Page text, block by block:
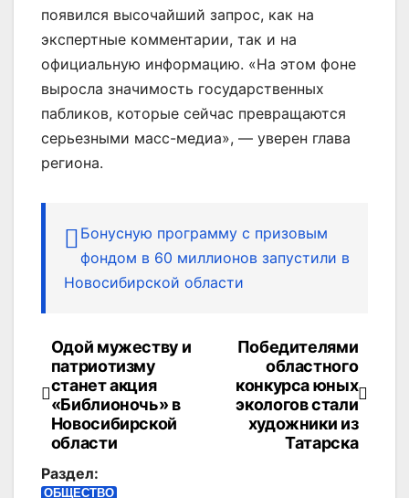
появился высочайший запрос, как на
экспертные комментарии, так и на
официальную информацию. «На этом фоне
выросла значимость государственных
пабликов, которые сейчас превращаются
серьезными масс-медиа», — уверен глава
региона.
Бонусную программу с призовым
фондом в 60 миллионов запустили в
Новосибирской области
Навигация
по
записям
Победителями
областного
конкурса юных
экологов стали
художники из
Татарска
Одой мужеству и
патриотизму
станет акция
«Библионочь» в
Новосибирской
области
Раздел:
ОБЩЕСТВО